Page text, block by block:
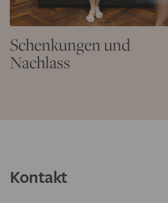
Schenkungen und
Nachlass
Kontakt